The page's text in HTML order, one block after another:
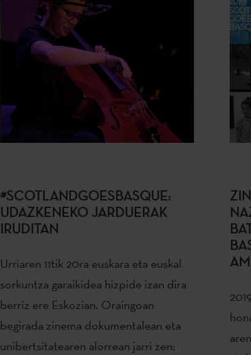
#SCOTLANDGOESBASQUE:
UDAZKENEKO JARDUERAK
IRUDITAN
Urriaren 11tik 20ra euskara eta euskal
sorkuntza garaikidea hizpide izan dira
berriz ere Eskozian. Oraingoan
begirada zinema dokumentalean eta
unibertsitatearen alorrean jarri zen: